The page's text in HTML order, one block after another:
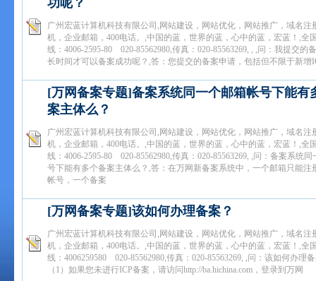
功呢？
广州宏蓝计算机科技有限公司,网站建设，网站优化，网站推广，域名注
机，企业邮箱，400电话。,中国的蓝，世界的蓝，心中的蓝，宏蓝！,全
线：4006-2595-80 020-85562980,传真：020-85563269, , ,问：我提交的
长时间才可以备案成功呢？,答：您提交的备案申请，包括但不限于新增
[万网备案专题]备案系统同一个邮箱帐号下能有
案主体么？
广州宏蓝计算机科技有限公司,网站建设，网站优化，网站推广，域名注
机，企业邮箱，400电话。,中国的蓝，世界的蓝，心中的蓝，宏蓝！,全
线：4006-2595-80 020-85562980,传真：020-85563269, ,问：备案系统同
号下能有多个备案主体么？,答：在万网新备案系统中，一个邮箱只能注
帐号，一个备案
[万网备案专题]该如何办理备案？
广州宏蓝计算机科技有限公司,网站建设，网站优化，网站推广，域名注
机，企业邮箱，400电话。,中国的蓝，世界的蓝，心中的蓝，宏蓝！,全
线：4006259580 020-85562980,传真：020-85563269, ,问：该如何办理
（1）如果您未进行ICP备案，请访问http://ba.hichina.com，登录到万网